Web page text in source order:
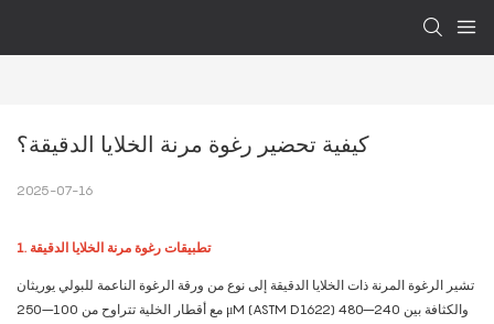
كيفية تحضير رغوة مرنة الخلايا الدقيقة؟
2025-07-16
1. تطبيقات رغوة مرنة الخلايا الدقيقة
تشير الرغوة المرنة ذات الخلايا الدقيقة إلى نوع من ورقة الرغوة الناعمة للبولي يوريثان
مع أقطار الخلية تتراوح من 100–250 μM (ASTM D1622) والكثافة بين 240–480